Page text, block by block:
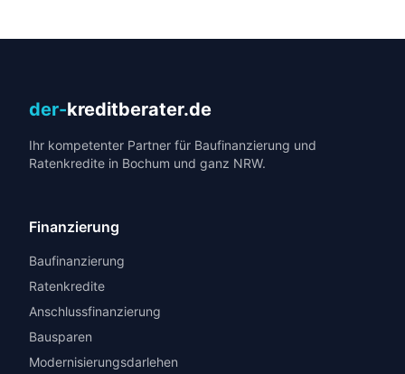
der-kreditberater.de
Ihr kompetenter Partner für Baufinanzierung und
Ratenkredite in Bochum und ganz NRW.
Finanzierung
Baufinanzierung
Ratenkredite
Anschlussfinanzierung
Bausparen
Modernisierungsdarlehen